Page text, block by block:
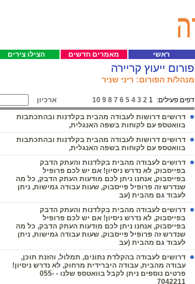
הצילו צירים מאמרים חדשים ראשי
פורום ייעוץ קריירה
מנהל/ת הפורום: ריני שניר
דפים פעילים: 2
3
4
5
6
7
8
9
10 ארכיון
דרושים דרושות לעבודה מהבית בקלדנות ובהתכתבות
בוואטספ עם לקוחות בשפה האנגלית,
דרושים דרושות לעבודה מהבית בקלדנות ובהתכתבות
בוואטספ עם לקוחות בשפה האנגלית,
דרושים לעבודה מהבית בקלדנות והעתק הדבק
בפייסבוק, לא נדרש ניסיון! אם יש לכם פרופיל
בפייסבוק, אנחנו ניתן לכם מודעות העתק הדבק, כל מה
שנדרש זה פרופיל פייסבוק, שעות עבודה גמישות, ניתן
לעבוד גם מהבית (עב
דרושים לעבודה מהבית בקלדנות והעתק הדבק
בפייסבוק, לא נדרש ניסיון! אם יש לכם פרופיל
בפייסבוק, אנחנו ניתן לכם מודעות העתק הדבק, כל מה
שנדרש זה פרופיל פייסבוק, שעות עבודה גמישות, ניתן
לעבוד גם מהבית (עב
דרושים לעבודה בהקלדת נתונים, תמלול, והזנת תוכן,
עבודה מהבית, עבודה היברידית מרחוק, לא נדרש ניסיון!
פרטים נוספים ניתן לקבל בוואטספ שלנו - 055-
7042211